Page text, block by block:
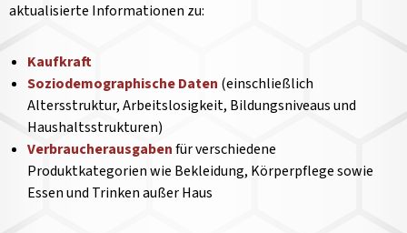
aktualisierte Informationen zu:
Kaufkraft
Soziodemographische Daten (einschließlich
Altersstruktur, Arbeitslosigkeit, Bildungsniveaus und
Haushaltsstrukturen)
Verbraucherausgabenfür verschiedene
Produktkategorien wie Bekleidung, Körperpflege sowie
Essen und Trinken außer Haus